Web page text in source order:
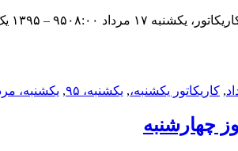
, کاریکاتور یکشنبه،, یکشنبه، ۹۵ , یکشنبه،
چهارشنبه